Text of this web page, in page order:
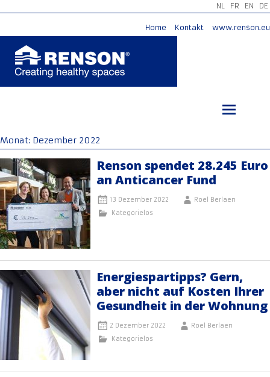
NL FR EN DE
Home Kontakt www.renson.eu
Monat: Dezember 2022
Renson spendet 28.245 Euro
an Anticancer Fund
13 Dezember 2022
Roel Berlaen
Kategorielos
Energiespartipps? Gern,
aber nicht auf Kosten Ihrer
Gesundheit in der Wohnung
2 Dezember 2022
Roel Berlaen
Kategorielos